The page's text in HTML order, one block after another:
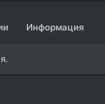
Информация